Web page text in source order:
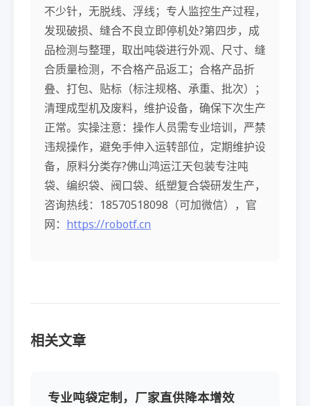
不少针，无脱线、浮线；专人监控生产过程，
发现破损、缝合不良立即停机处?第四步，成
品检测与整理，取出吨袋进行外观、尺寸、缝
合质量检测，不合格产品返工；合格产品折
叠、打包、贴标（标注规格、承重、批次）；
清理成型机及废料，维护设备，确保下次生产
正常。实操注意：操作人员需专业培训，严禁
违规操作，避免手伸入运转部位，定期维护设
备，原料分类存?佛山鸿运江天包装专注吨
袋、编织袋、阀口袋、纸塑复合袋研发生产，
咨询热线：18570518098（可加微信），官
网： https://robotf.cn
相关文章
专业吨袋定制，厂家直供降本增效